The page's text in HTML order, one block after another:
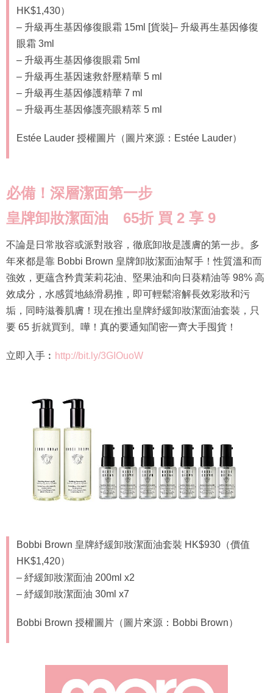
HK$1,430）
– 升級再生基因修復眼霜 15ml [貨裝]– 升級再生基因修復
眼霜 3ml
– 升級再生基因修復眼霜 5ml
– 升級再生基因速救舒壓精華 5 ml
– 升級再生基因修護精華 7 ml
– 升級再生基因修護亮眼精萃 5 ml
Estée Lauder 授權圖片（圖片來源：Estée Lauder）
必備！深層潔面第一步
皇牌卸妝潔面油 65折 買 2 享 9
不論是日常妝容或派對妝容，徹底卸妝是護膚的第一步。多
年來都是靠 Bobbi Brown 皇牌卸妝潔面油幫手！性質溫和而
強效，更蘊含矜貴茉莉花油、堅果油和向日葵精油等 98% 高
效成分，水感質地絲滑易推，即可輕鬆溶解長效彩妝和污
垢，同時滋養肌膚！現在推出皇牌紓緩卸妝潔面油套裝，只
要 65 折就買到。嘩！真的要通知閨密一齊大手囤貨！
立即入手︰ http://bit.ly/3GIOuoW
Bobbi Brown 皇牌紓緩卸妝潔面油套裝 HK$930（價值
HK$1,420）
– 紓緩卸妝潔面油 200ml x2
– 紓緩卸妝潔面油 30ml x7
Bobbi Brown 授權圖片（圖片來源：Bobbi Brown）